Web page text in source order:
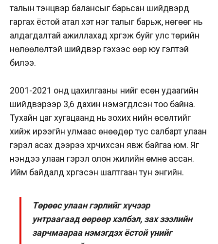
талын тэнцвэр балансыг барьсан шийдвэрүүд
гаргах ёстой атал хэт нэг талыг барьж, нөгөөг нь
алдагдалтай ажиллахад хүргэж буйг улс төрийн
нөлөөлөлтэй шийдвэр гэхээс өөр юу гэлтэй
билээ.
2001-2021 онд цахилгааны үнийг есөн удаагийн
шийдвэрээр 3,6 дахин нэмэгдүүлсэн тоо байна.
Тухайн цаг хугацаанд нь зохих үнийн өсөлтийг
хийж ирээгүйн улмаас өнөөдөр тус салбарт улаан
гэрэл асах дээрээ хүрчихсэн явж байгаа юм. Яг
үнэндээ улаан гэрэл олон жилийн өмнө ассан.
Ийм байдалд хүргэсэн шалтгаан тун энгийн.
Төрөөс улаан гэрлийг хүчээр
унтраагаад өөрөөр хэлбэл, зах зээлийн
зарчмаараа нэмэгдэх ёстой үнийг